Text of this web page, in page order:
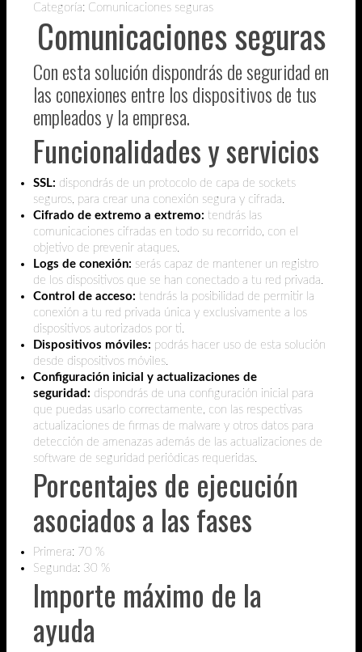
Categoría: Comunicaciones seguras
Comunicaciones seguras
Con esta solución dispondrás de seguridad en
las conexiones entre los dispositivos de tus
empleados y la empresa.
Funcionalidades y servicios
SSL: dispondrás de un protocolo de capa de sockets
seguros, para crear una conexión segura y cifrada.
Cifrado de extremo a extremo: tendrás las
comunicaciones cifradas en todo su recorrido, con el
objetivo de prevenir ataques.
Logs de conexión: serás capaz de mantener un registro
de los dispositivos que se han conectado a tu red privada.
Control de acceso: tendrás la posibilidad de permitir la
conexión a tu red privada única y exclusivamente a los
dispositivos autorizados por ti.
Dispositivos móviles: podrás hacer uso de esta solución
desde dispositivos móviles.
Configuración inicial y actualizaciones de
seguridad: dispondrás de una configuración inicial para
que puedas usarlo correctamente, con las respectivas
actualizaciones de firmas de malware y otros datos para
detección de amenazas además de las actualizaciones de
software de seguridad periódicas requeridas.
Porcentajes de ejecución
asociados a las fases
Primera: 70 %
Segunda: 30 %
Importe máximo de la
ayuda